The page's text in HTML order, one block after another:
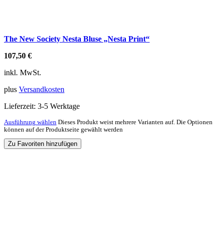
The New Society Nesta Bluse „Nesta Print“
107,50 €
inkl. MwSt.
plus Versandkosten
Lieferzeit: 3-5 Werktage
Ausführung wählen Dieses Produkt weist mehrere Varianten auf. Die Optionen
können auf der Produktseite gewählt werden
Zu Favoriten hinzufügen